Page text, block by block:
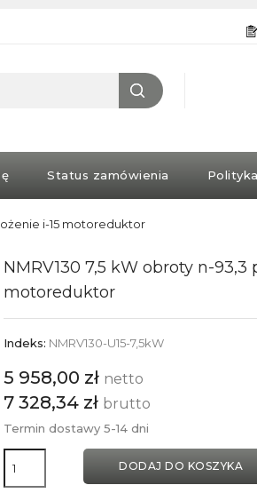
Status zamówienia
i-15 motoreduktor
NMRV130 7,5 kW obroty n-93,3
motoreduktor
Indeks: NMRV130-U15-7,5kW
5 958,00 zł netto
7 328,34 zł brutto
Termin dostawy 5-14 dni
DODAJ DO KOSZYKA